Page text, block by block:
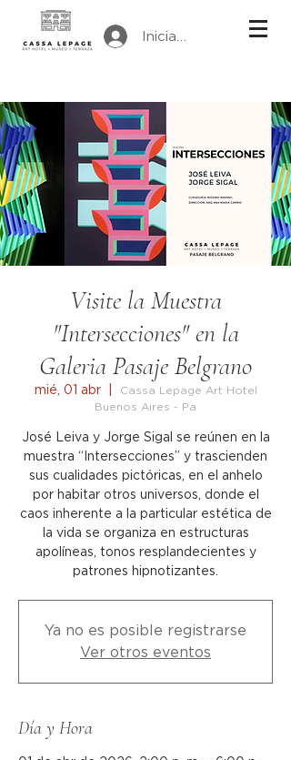
Iniciar sesión
Visite la Muestra
"Intersecciones" en la
Galeria Pasaje Belgrano
mié, 01 abr
  |
Cassa Lepage Art Hotel
Buenos Aires - Pa
José Leiva y Jorge Sigal se reúnen en la
muestra “Intersecciones” y trascienden
sus cualidades pictóricas, en el anhelo
por habitar otros universos, donde el
caos inherente a la particular estética de
la vida se organiza en estructuras
apolíneas, tonos resplandecientes y
patrones hipnotizantes.
Ya no es posible registrarse
Ver otros eventos
Día y Hora